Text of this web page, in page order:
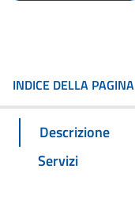
INDICE DELLA PAGINA
Descrizione
Servizi